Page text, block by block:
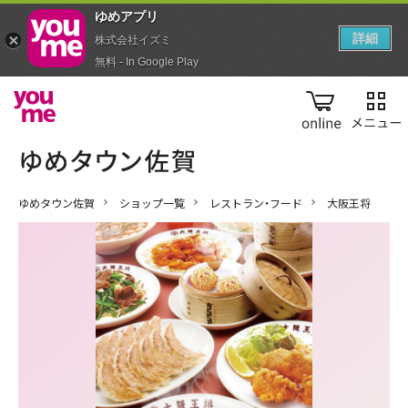
online
ゆめタウン佐賀 ショップ一覧 レストラン・フード 大阪王将
ゆめアプ‪リ‬
株式会社イズミ
無料 - In Google Play
詳細